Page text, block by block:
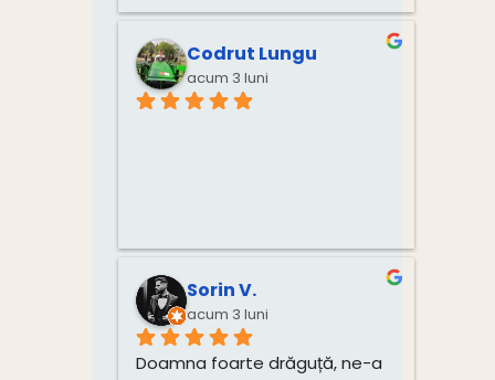
Codrut Lungu
acum 3 luni
Sorin V.
acum 3 luni
Doamna foarte drăguță, ne-a